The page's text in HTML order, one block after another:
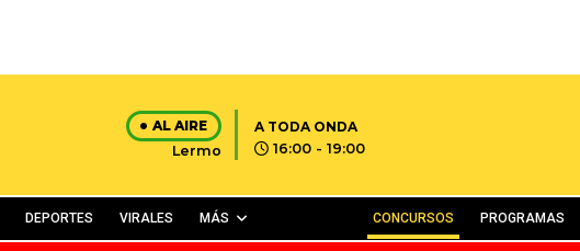
AL AIRE
Lermo
A TODA ONDA
16:00 - 19:00
DEPORTES VIRALES MÁS CONCURSOS PROGRAMAS